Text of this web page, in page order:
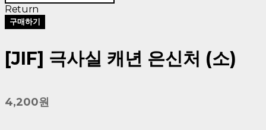
Return
구매하기
[JIF] 극사실 캐년 은신처 (소)
4,200원